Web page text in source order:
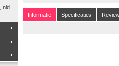
nld. 2,5-3, ca. 125m, 50 gr.(38)
Informatie Specificaties